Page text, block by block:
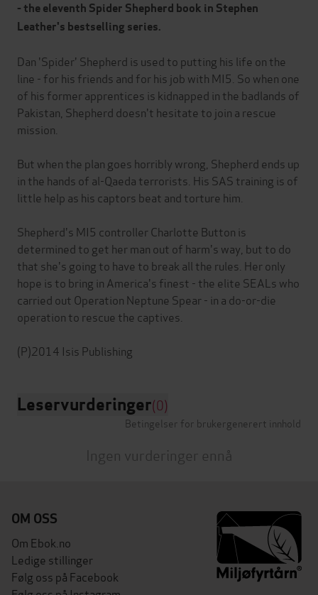
- the eleventh Spider Shepherd book in Stephen
Leather's bestselling series.
Dan 'Spider' Shepherd is used to putting his life on the
line - for his friends and for his job with MI5. So when one
of his former apprentices is kidnapped in the badlands of
Pakistan, Shepherd doesn't hesitate to join a rescue
mission.
But when the plan goes horribly wrong, Shepherd ends up
in the hands of al-Qaeda terrorists. His SAS training is of
little help as his captors beat and torture him.
Shepherd's MI5 controller Charlotte Button is
determined to get her man out of harm's way, but to do
that she's going to have to break all the rules. Her only
hope is to bring in America's finest - the elite SEALs who
carried out Operation Neptune Spear - in a do-or-die
operation to rescue the captives.
Leservurderinger(0)
Betingelser for brukergenerert innhold
Ingen vurderinger ennå
OM OSS
Om Ebok.no
Ledige stillinger
Følg oss på Facebook